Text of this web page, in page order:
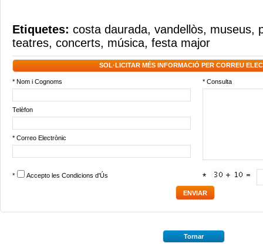
Etiquetes: costa daurada, vandellòs, museus,
teatres, concerts, música, festa major
SOL·LICITAR MÉS INFORMACIÓ PER CORREU
* Nom i Cognoms * Consulta
Telèfon
* Correo Electrònic
* Accepto les Condicions d'Ús *
Tornar